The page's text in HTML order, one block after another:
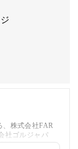
、株式会社FAR
社ゴルジャパ
加しました